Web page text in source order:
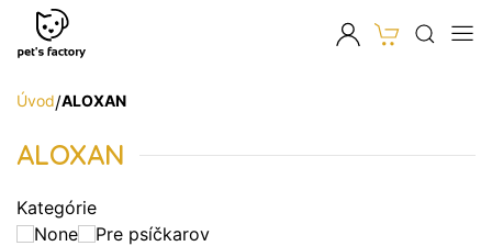
Úvod/ALOXAN
ALOXAN
Kategórie
None
Pre psíčkarov